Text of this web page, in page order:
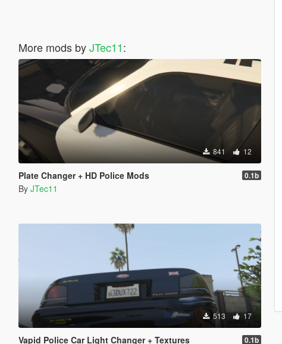
More mods byJTec11:
841 12
Plate Changer + HD Police Mods 0.1b
By JTec11
513 17
Vapid Police Car Light Changer + Textures 0.1b